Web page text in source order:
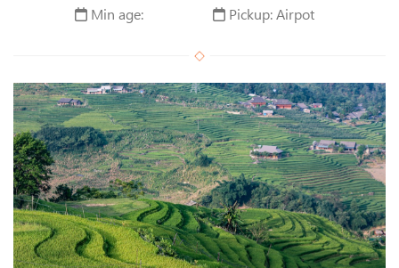
Min age: Pickup: Airpot